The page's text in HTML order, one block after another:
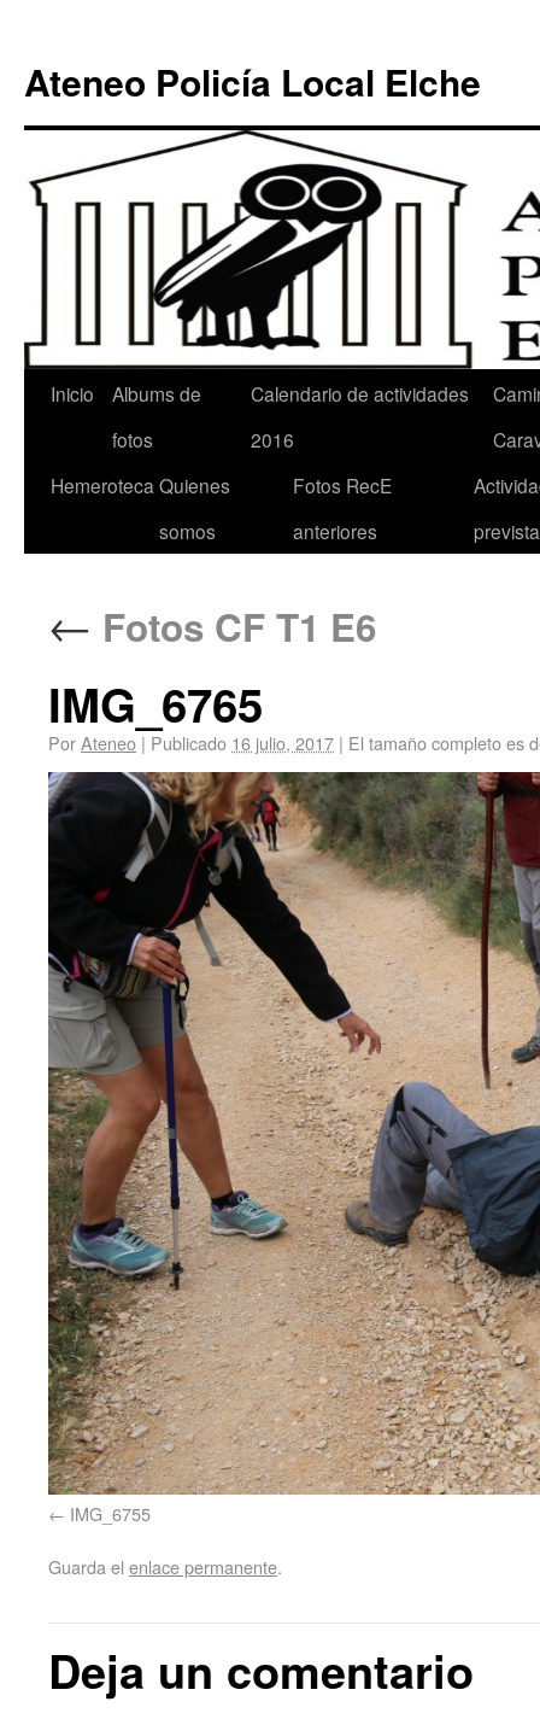
Ateneo Policía Local Elche
Inicio
Albums de
fotos
Calendario de actividades
2016
Hemeroteca Quienes
somos
Fotos RecE
anteriores
← Fotos CF T1 E6
IMG_6765
PorAteneo | Publicado 16 julio, 2017 | El tamaño completo es
IMG_6755
Guarda el enlace permanente.
Deja un comentario